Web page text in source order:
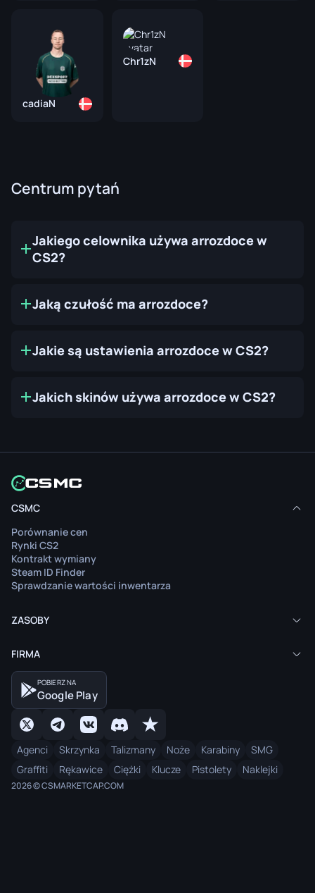
cadiaN
Chr1zN
Centrum pytań
Jakiego celownika używa arrozdoce w
CS2?
Jaką czułość ma arrozdoce?
Jakie są ustawienia arrozdoce w CS2?
Jakich skinów używa arrozdoce w CS2?
CSMC
Porównanie cen
Rynki CS2
Kontrakt wymiany
Steam ID Finder
Sprawdzanie wartości inwentarza
ZASOBY
FIRMA
POBIERZ NA
Google Play
Agenci Skrzynka Talizmany Noże Karabiny
SMG
Graffiti
Rękawice Ciężki Klucze Pistolety Naklejki
2026 © CSMARKETCAP.COM